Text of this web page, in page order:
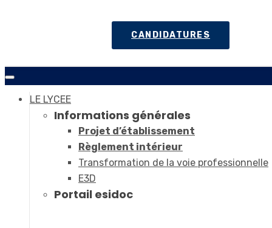
CANDIDATURES
LE LYCEE
Informations générales
Projet d’établissement
Règlement intérieur
Transformation de la voie professionnelle
E3D
Portail esidoc